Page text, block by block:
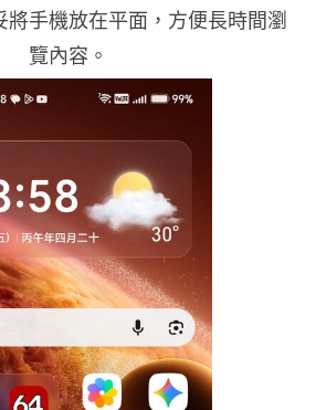
手機放在平面，方便長時間瀏
覽內容。